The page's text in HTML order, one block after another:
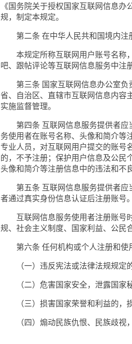
《国务院关于授权国家互联网信息
规，制定本规定。
第二条 在中华人民共和国境内注
本规定所称互联网用户账号名称，
吧、跟帖评论等互联网信息服务中注
第三条 国家互联网信息办公室负
省、自治区、直辖市互联网信息内容
实施监督管理。
第四条 互联网信息服务提供者应
务使用者在账号名称、头像和简介等
专业人员，对互联网用户提交的账号
的，不予注册；保护用户信息及公民
头像和简介等注册信息中的违法和不
第五条 互联网信息服务提供者应当
者通过真实身份信息认证后注册账号。
互联网信息服务使用者注册账号时
规、社会主义制度、国家利益、公民
第六条 任何机构或个人注册和使
（一）违反宪法或法律法规规定的
（二）危害国家安全，泄露国家秘
（三）损害国家荣誉和利益的，损
（四）煽动民族仇恨、民族歧视，